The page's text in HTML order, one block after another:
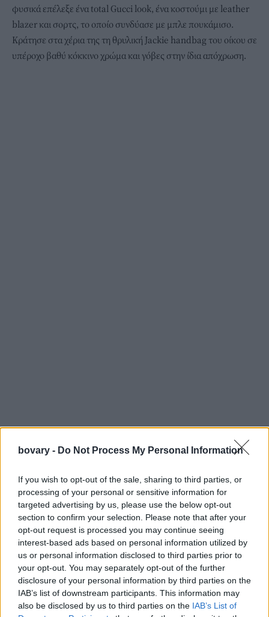
bovary - Do Not Process My Personal Information
If you wish to opt-out of the sale, sharing to third parties, or
processing of your personal or sensitive information for
targeted advertising by us, please use the below opt-out
section to confirm your selection. Please note that after your
opt-out request is processed you may continue seeing
interest-based ads based on personal information utilized by
us or personal information disclosed to third parties prior to
your opt-out. You may separately opt-out of the further
disclosure of your personal information by third parties on the
IAB’s list of downstream participants. This information may
also be disclosed by us to third parties on the IAB’s List of
φυσικά επέλεξε ένα total Gucci look, ένα κοστούμι με leather
blazer και σορτς, το οποίο συνδύασε με μπλε πουκάμισο.
Κράτησε στα χέρια της τη θρυλική Jackie handbag του οίκου σε
υπέροχο βαθύ κόκκινο χρώμα και γόβες στην ίδια απόχρωση.
Το look της, εμπνευσμένο από τα κλασικό office look, έφερε
μια πιο sexy υπόσταση στα σύνολα γραφείου, ενώ η ίδια